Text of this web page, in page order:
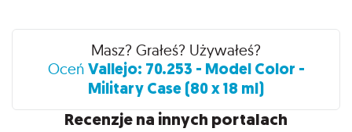
Recenzje
Masz? Grałeś? Używałeś?
Oceń Vallejo: 70.253 - Model Color -
Military Case (80 x 18 ml)
Recenzje na innych portalach